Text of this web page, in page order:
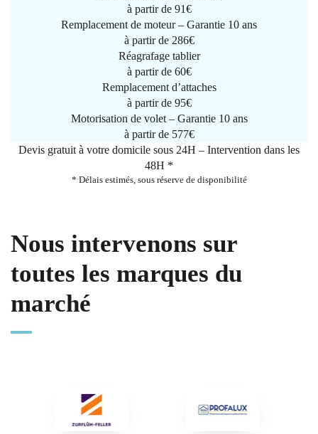
à partir de 91€
Remplacement de moteur – Garantie 10 ans
à partir de 286€
Réagrafage tablier
à partir de 60€
Remplacement d’attaches
à partir de 95€
Motorisation de volet – Garantie 10 ans
à partir de 577€
Devis gratuit à votre domicile sous 24H – Intervention dans les
48H *
* Délais estimés, sous réserve de disponibilité
Nous intervenons sur
toutes les marques du
marché